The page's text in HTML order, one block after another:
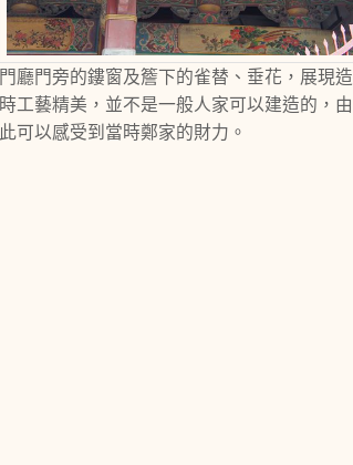
門廳門旁的鏤窗及簷下的雀替、垂花，展現造
時工藝精美，並不是一般人家可以建造的，由
此可以感受到當時鄭家的財力。